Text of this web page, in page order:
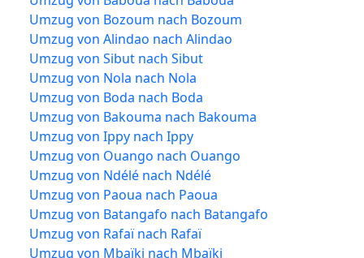
Umzug von Bozoum nach Bozoum
Umzug von Alindao nach Alindao
Umzug von Sibut nach Sibut
Umzug von Nola nach Nola
Umzug von Boda nach Boda
Umzug von Bakouma nach Bakouma
Umzug von Ippy nach Ippy
Umzug von Ouango nach Ouango
Umzug von Ndélé nach Ndélé
Umzug von Paoua nach Paoua
Umzug von Batangafo nach Batangafo
Umzug von Rafaï nach Rafaï
Umzug von Mbaïki nach Mbaïki